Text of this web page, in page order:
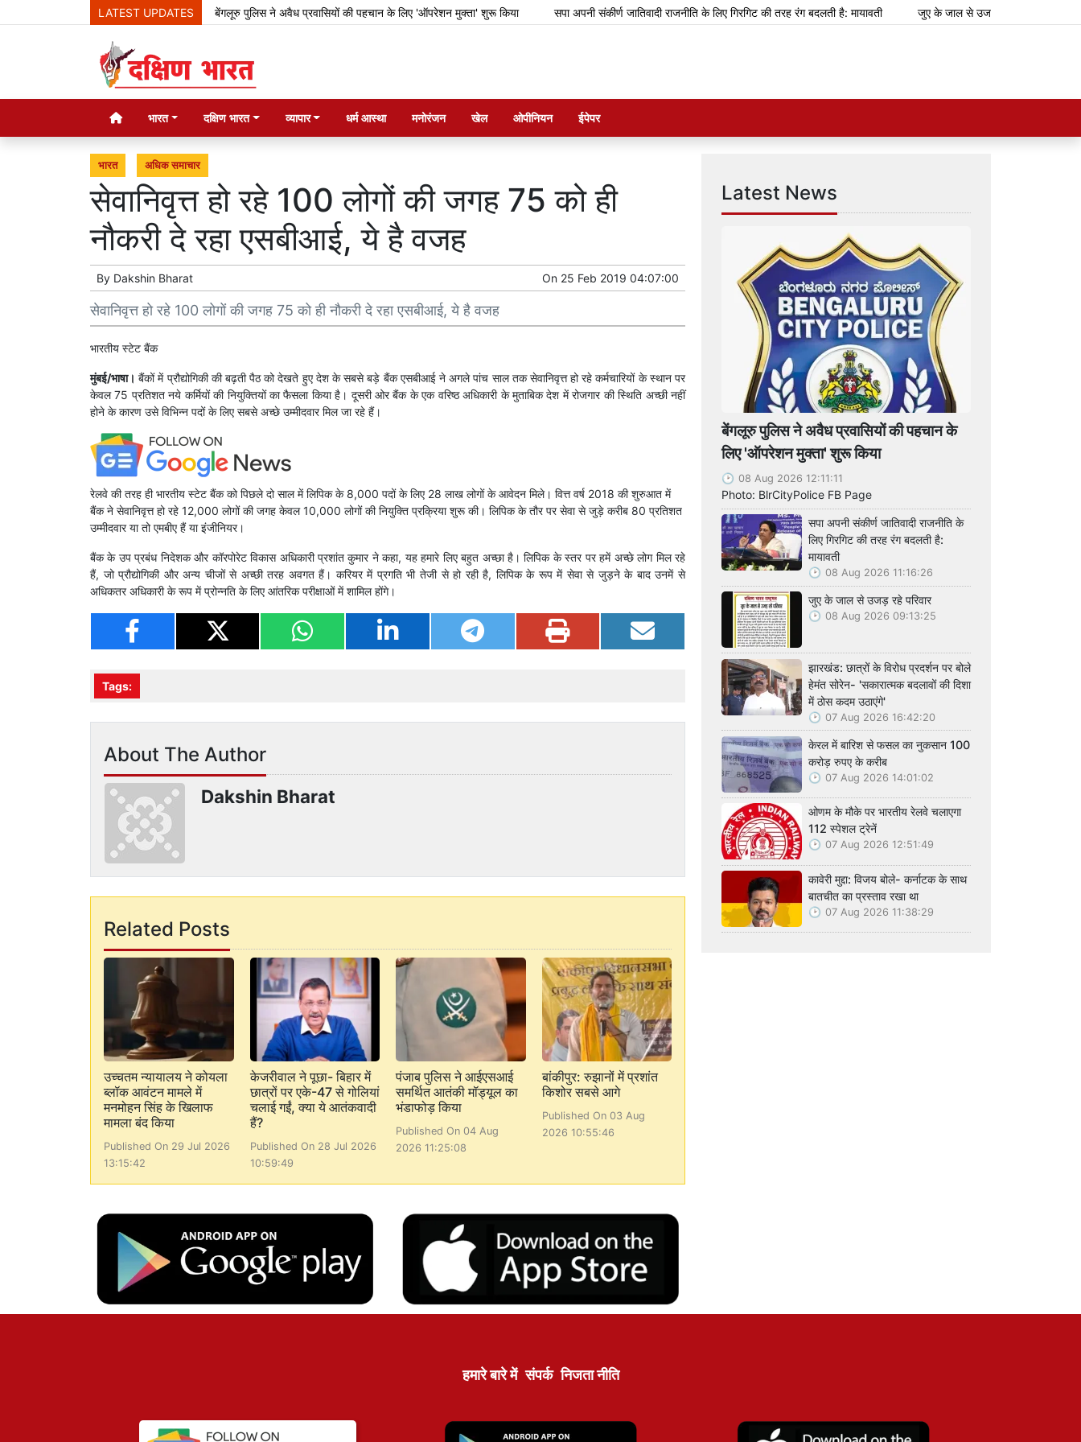
LATEST UPDATESबेंगलूरु पुलिस ने अवैध प्रवासियों की पहचान के लिए 'ऑपरेशन मुक्ता' शुरू किया सपा अपनी संकीर्ण जातिवादी राजनीति के लिए गिरगिट की तरह रंग बदलती है: मायावती जुए के जाल से उजड़ रहे परिवार
भारत दक्षिण भारत व्यापार धर्म आस्था मनोरंजन खेल ओपीनियन ईपेपर
भारत अधिक समाचार
सेवानिवृत्त हो रहे 100 लोगों की जगह 75 को ही
नौकरी दे रहा एसबीआई, ये है वजह
By Dakshin Bharat On 25 Feb 2019 04:07:00
सेवानिवृत्त हो रहे 100 लोगों की जगह 75 को ही नौकरी दे रहा एसबीआई, ये है वजह
भारतीय स्टेट बैंक
मुंबई/भाषा। बैंकों में प्रौद्योगिकी की बढ़ती पैठ को देखते हुए देश के सबसे बड़े बैंक एसबीआई ने अगले पांच साल तक सेवानिवृत्त हो रहे कर्मचारियों के स्थान पर
केवल 75 प्रतिशत नये कर्मियों की नियुक्तियों का फैसला किया है। दूसरी ओर बैंक के एक वरिष्ठ अधिकारी के मुताबिक देश में रोजगार की स्थिति अच्छी नहीं
होने के कारण उसे विभिन्न पदों के लिए सबसे अच्छे उम्मीदवार मिल जा रहे हैं।
रेलवे की तरह ही भारतीय स्टेट बैंक को पिछले दो साल में लिपिक के 8,000 पदों के लिए 28 लाख लोगों के आवेदन मिले। वित्त वर्ष 2018 की शुरुआत में
बैंक ने सेवानिवृत्त हो रहे 12,000 लोगों की जगह केवल 10,000 लोगों की नियुक्ति प्रक्रिया शुरू की। लिपिक के तौर पर सेवा से जुड़े करीब 80 प्रतिशत
उम्मीदवार या तो एमबीए हैं या इंजीनियर।
बैंक के उप प्रबंध निदेशक और कॉरपोरेट विकास अधिकारी प्रशांत कुमार ने कहा, यह हमारे लिए बहुत अच्छा है। लिपिक के स्तर पर हमें अच्छे लोग मिल रहे
हैं, जो प्रौद्योगिकी और अन्य चीजों से अच्छी तरह अवगत हैं। करियर में प्रगति भी तेजी से हो रही है, लिपिक के रूप में सेवा से जुड़ने के बाद उनमें से
अधिकतर अधिकारी के रूप में प्रोन्नति के लिए आंतरिक परीक्षाओं में शामिल होंगे।
Tags:
About The Author
Dakshin Bharat
Related Posts
उच्चतम न्यायालय ने कोयला
ब्लॉक आवंटन मामले में
मनमोहन सिंह के खिलाफ
मामला बंद किया
Published On 29 Jul 2026
13:15:42
केजरीवाल ने पूछा- बिहार में
छात्रों पर एके-47 से गोलियां
चलाई गईं, क्या ये आतंकवादी
हैं?
Published On 28 Jul 2026
10:59:49
पंजाब पुलिस ने आईएसआई
समर्थित आतंकी मॉड्यूल का
भंडाफोड़ किया
Published On 04 Aug
2026 11:25:08
बांकीपुर: रुझानों में प्रशांत
किशोर सबसे आगे
Published On 03 Aug
2026 10:55:46
Latest News
बेंगलूरु पुलिस ने अवैध प्रवासियों की पहचान के
लिए 'ऑपरेशन मुक्ता' शुरू किया
08 Aug 2026 12:11:11
Photo: BlrCityPolice FB Page
सपा अपनी संकीर्ण जातिवादी राजनीति के
लिए गिरगिट की तरह रंग बदलती है:
मायावती
08 Aug 2026 11:16:26
जुए के जाल से उजड़ रहे परिवार
08 Aug 2026 09:13:25
झारखंड: छात्रों के विरोध प्रदर्शन पर बोले
हेमंत सोरेन- 'सकारात्मक बदलावों की दिशा
में ठोस कदम उठाएंगे'
07 Aug 2026 16:42:20
केरल में बारिश से फसल का नुकसान 100
करोड़ रुपए के करीब
07 Aug 2026 14:01:02
ओणम के मौके पर भारतीय रेलवे चलाएगा
112 स्पेशल ट्रेनें
07 Aug 2026 12:51:49
कावेरी मुद्दा: विजय बोले- कर्नाटक के साथ
बातचीत का प्रस्ताव रखा था
07 Aug 2026 11:38:29
हमारे बारे में संपर्क निजता नीति